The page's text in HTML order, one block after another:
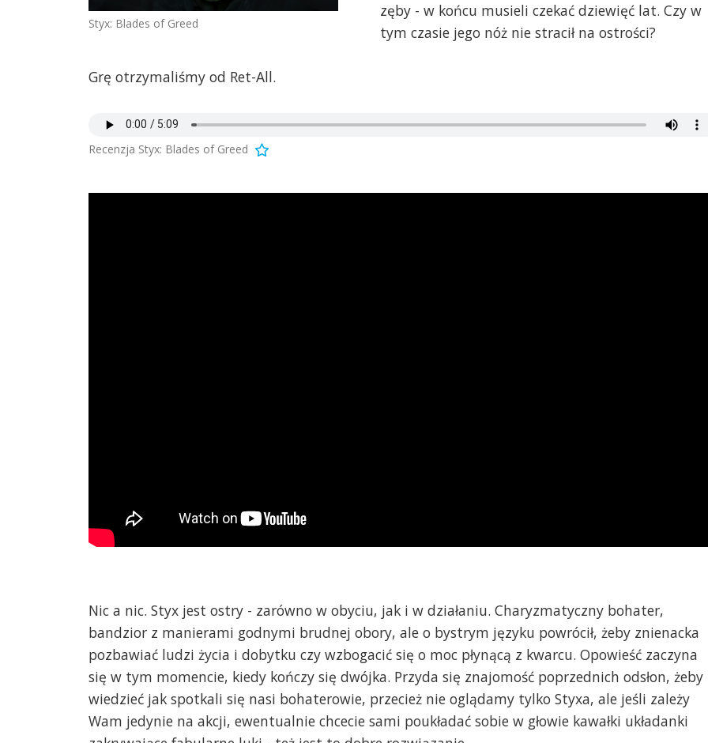
Styx: Blades of Greed
zęby - w końcu musieli czekać dziewięć lat. Czy w
tym czasie jego nóż nie stracił na ostrości?
Grę otrzymaliśmy od Ret-All.
Recenzja Styx: Blades of Greed
Nic a nic. Styx jest ostry - zarówno w obyciu, jak i w działaniu. Charyzmatyczny bohater,
bandzior z manierami godnymi brudnej obory, ale o bystrym języku powrócił, żeby znienacka
pozbawiać ludzi życia i dobytku czy wzbogacić się o moc płynącą z kwarcu. Opowieść zaczyna
się w tym momencie, kiedy kończy się dwójka. Przyda się znajomość poprzednich odsłon, żeby
wiedzieć jak spotkali się nasi bohaterowie, przecież nie oglądamy tylko Styxa, ale jeśli zależy
Wam jedynie na akcji, ewentualnie chcecie sami poukładać sobie w głowie kawałki układanki